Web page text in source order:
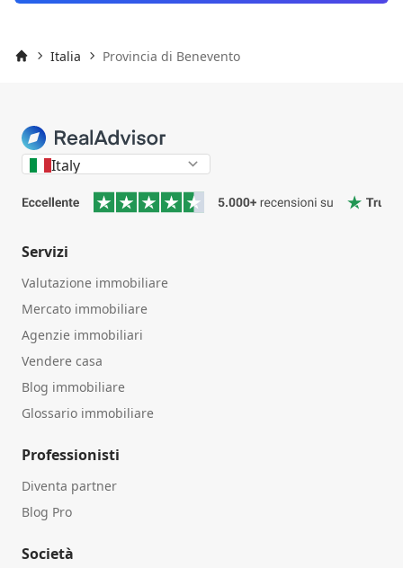
Italia Provincia di Benevento
Italy
Servizi
Valutazione immobiliare
Mercato immobiliare
Agenzie immobiliari
Vendere casa
Blog immobiliare
Glossario immobiliare
Professionisti
Diventa partner
Blog Pro
Società